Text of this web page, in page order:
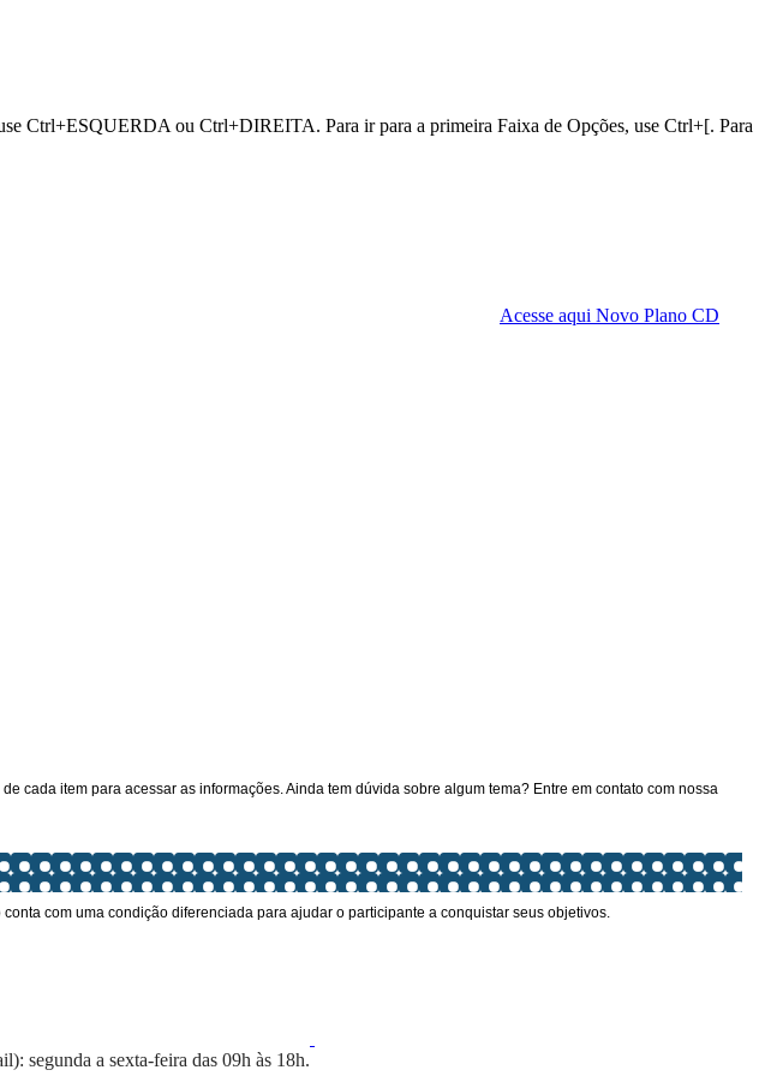
Ctrl+ESQUERDA ou Ctrl+DIREITA. Para ir para a primeira Faixa de Opções, use Ctrl+[. Para
Acesse aqui Novo Plano CD
cada item para acessar as informações. Ainda tem dúvida sobre algum tema? Entre em contato com nossa
com uma condição diferenciada para ajudar o participante a conquistar seus objetivos.
segunda a sexta-feira das 09h às 18h.